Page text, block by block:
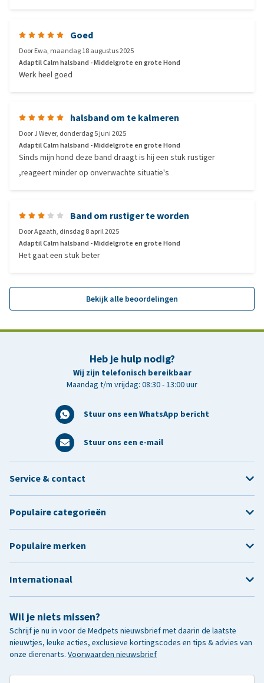
Goed
DoorEwa, maandag 18 augustus 2025
Adaptil Calm halsband - Middelgrote en grote Hond
Werk heel goed
halsband om te kalmeren
DoorJ Wever, donderdag 5 juni 2025
Adaptil Calm halsband - Middelgrote en grote Hond
Sinds mijn hond deze band draagt is hij een stuk rustiger
,reageert minder op onverwachte situatie's
Band om rustiger te worden
DoorAgaath, dinsdag 8 april 2025
Adaptil Calm halsband - Middelgrote en grote Hond
Het gaat een stuk beter
Bekijk alle beoordelingen
Heb je hulp nodig?
Wij zijn telefonisch bereikbaar
Maandag t/m vrijdag: 08:30 - 13:00 uur
Stuur ons een WhatsApp bericht
Stuur ons een e-mail
Wil je niets missen?
Schrijf je nu in voor de Medpets nieuwsbrief met daarin de laatste
nieuwtjes, leuke acties, exclusieve kortingscodes en tips & advies van
onze dierenarts. Voorwaarden nieuwsbrief
Service & contact
Populaire categorieën
Populaire merken
Internationaal